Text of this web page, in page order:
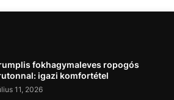
fokhagymaleves ropogós
igazi komfortétel
11, 2026